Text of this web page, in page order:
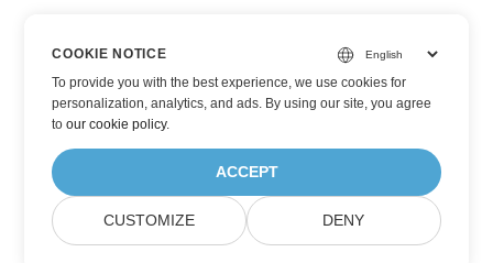
COOKIE NOTICE
To provide you with the best experience, we use cookies for
personalization, analytics, and ads. By using our site, you agree
toour cookie policy.
ACCEPT
CUSTOMIZE DENY